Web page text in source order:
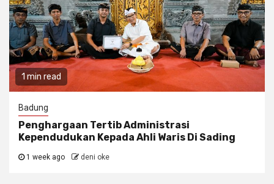
1 min read
Badung
Penghargaan Tertib Administrasi
Kependudukan Kepada Ahli Waris Di Sading
1 week ago deni oke